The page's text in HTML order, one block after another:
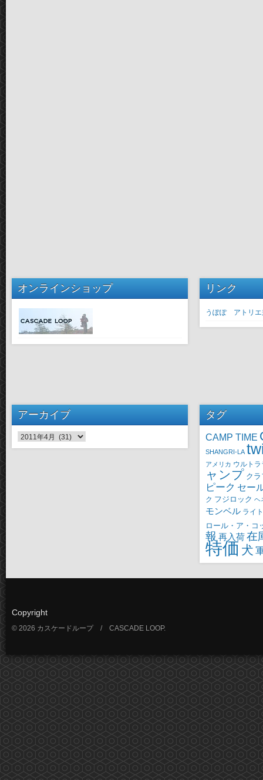
オンラインショップ リンク
うぽぽ アトリエ
アーカイブ
アーカイブ
タグ
CAMP TIME
SHANGRI-LA
アメリカ ウルト
ャンプ ク
ピーク セー
ク フジロック ヘ
モンベル ライト
ロール・ア・コ
報 再入荷在
特価 犬
Copyright
© 2026 カスケードループ / CASCADE LOOP.